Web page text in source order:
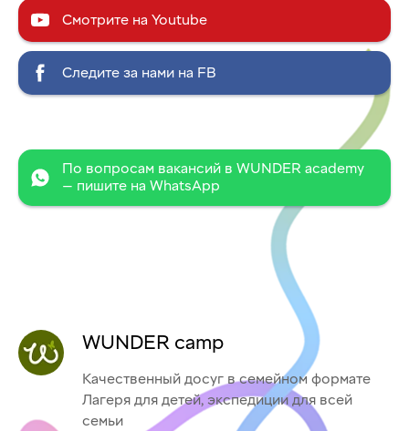
Смотрите на Youtube
Следите за нами на FB
По вопросам вакансий в WUNDER academy
— пишите на WhatsApp
WUNDER camp
Качественный досуг в семейном формате
Лагеря для детей, экспедиции для всей
семьи